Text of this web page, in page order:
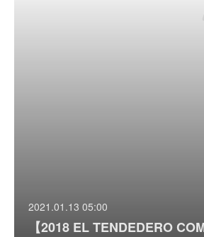
2021.01.13 05:00
【2018 EL TENDEDERO